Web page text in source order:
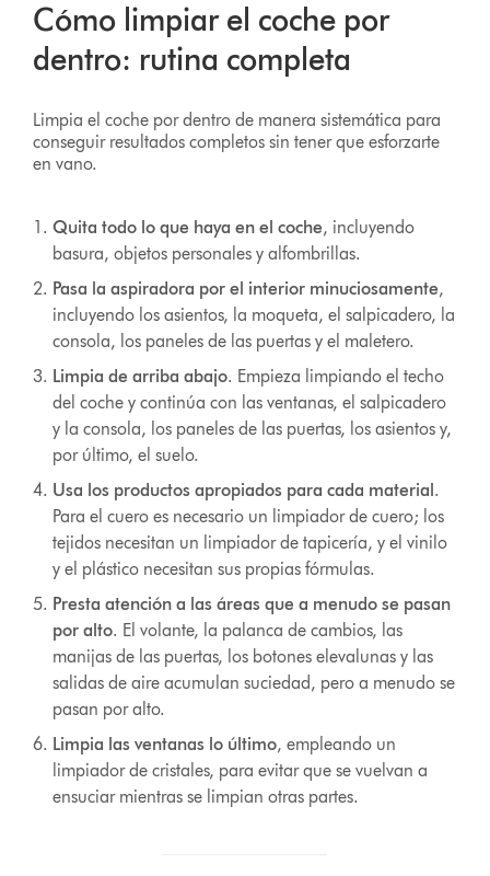
Cómo limpiar el coche por
dentro: rutina completa
Limpia el coche por dentro de manera sistemática para
conseguir resultados completos sin tener que esforzarte
en vano.
Quita todo lo que haya en el coche, incluyendo
basura, objetos personales y alfombrillas.
Pasa la aspiradora por el interior minuciosamente,
incluyendo los asientos, la moqueta, el salpicadero, la
consola, los paneles de las puertas y el maletero.
Limpia de arriba abajo. Empieza limpiando el techo
del coche y continúa con las ventanas, el salpicadero
y la consola, los paneles de las puertas, los asientos y,
por último, el suelo.
Usa los productos apropiados para cada material.
Para el cuero es necesario un limpiador de cuero; los
tejidos necesitan un limpiador de tapicería, y el vinilo
y el plástico necesitan sus propias fórmulas.
Presta atención a las áreas que a menudo se pasan
por alto. El volante, la palanca de cambios, las
manijas de las puertas, los botones elevalunas y las
salidas de aire acumulan suciedad, pero a menudo se
pasan por alto.
Limpia las ventanas lo último, empleando un
limpiador de cristales, para evitar que se vuelvan a
ensuciar mientras se limpian otras partes.